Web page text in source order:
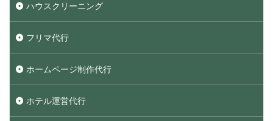
ハウスクリーニング
フリマ代行
ホームページ制作代行
ホテル運営代行